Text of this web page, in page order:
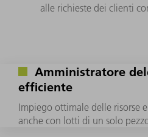
alle richieste dei clienti
Amministratore
efficiente
Impiego ottimale delle risorse
anche con lotti di un solo